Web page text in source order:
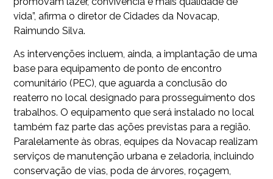
vida”, afirma o diretor de Cidades da Novacap,
Raimundo Silva.
As intervenções incluem, ainda, a implantação de uma
base para equipamento de ponto de encontro
comunitário (PEC), que aguarda a conclusão do
reaterro no local designado para prosseguimento dos
trabalhos. O equipamento que será instalado no local
também faz parte das ações previstas para a região.
Paralelamente às obras, equipes da Novacap realizam
serviços de manutenção urbana e zeladoria, incluindo
conservação de vias, poda de árvores, roçagem,